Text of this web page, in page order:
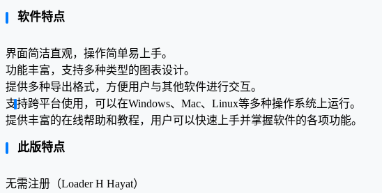
软件特点
界面简洁直观，操作简单易上手。
功能丰富，支持多种类型的图表设计。
提供多种导出格式，方便用户与其他软件进行交互。
支持跨平台使用，可以在Windows、Mac、Linux等多种操作系统上运行。
提供丰富的在线帮助和教程，用户可以快速上手并掌握软件的各项功能。
此版特点
无需注册（Loader H Hayat）